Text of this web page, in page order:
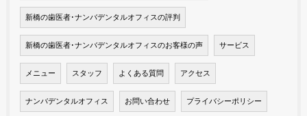
新橋の歯医者･ナンバデンタルオフィスの評判
新橋の歯医者･ナンバデンタルオフィスのお客様の声 サービス
メニュー スタッフ よくある質問 アクセス
ナンバデンタルオフィス お問い合わせ プライバシーポリシー